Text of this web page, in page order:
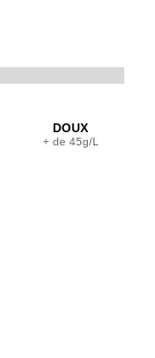
DOUX
+ de 45g/L